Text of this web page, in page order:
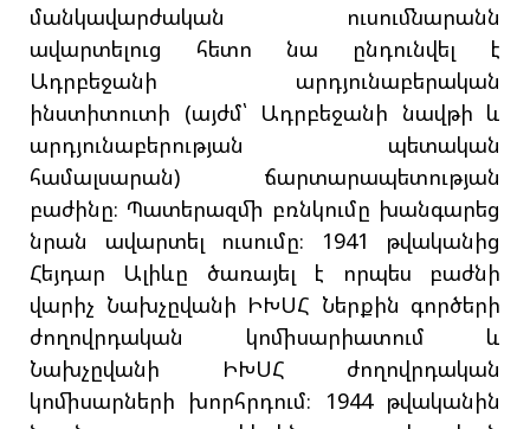
մանկավարժական ուսումնարանն
ավարտելուց հետո նա ընդունվել է
Ադրբեջանի արդյունաբերական
ինստիտուտի (այժմ՝ Ադրբեջանի նավթի և
արդյունաբերության պետական
համալսարան) ճարտարապետության
բաժինը։ Պատերազմի բռնկումը խանգարեց
նրան ավարտել ուսումը։ 1941 թվականից
Հեյդար Ալիևը ծառայել է որպես բաժնի
վարիչ Նախչըվանի ԻԽՍՀ Ներքին գործերի
ժողովրդական կոմիսարիատում և
Նախչըվանի ԻԽՍՀ ժողովրդական
կոմիսարների խորհրդում։ 1944 թվականին